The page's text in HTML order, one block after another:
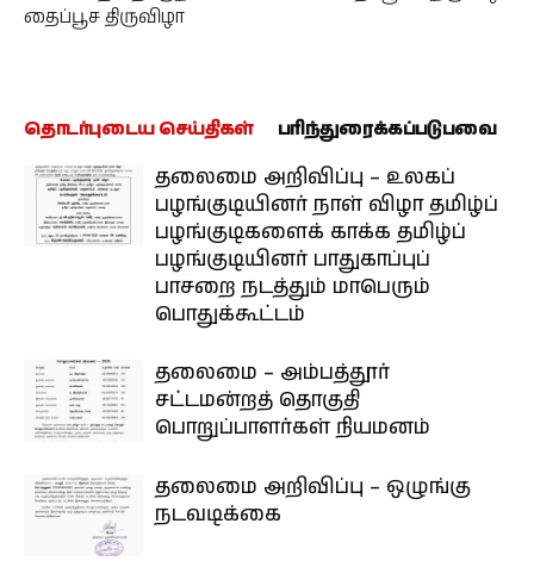
தைப்பூச திருவிழா
தொடர்புடைய செய்திகள் பரிந்துரைக்கப்படுபவை
தலைமை அறிவிப்பு – உலகப்
பழங்குடியினர் நாள் விழா தமிழ்ப்
பழங்குடிகளைக் காக்க தமிழ்ப்
பழங்குடியினர் பாதுகாப்புப்
பாசறை நடத்தும் மாபெரும்
பொதுக்கூட்டம்
தலைமை – அம்பத்தூர்
சட்டமன்றத் தொகுதி
பொறுப்பாளர்கள் நியமனம்
தலைமை அறிவிப்பு – ஒழுங்கு
நடவடிக்கை